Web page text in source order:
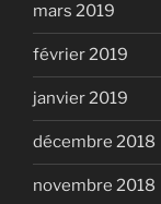
mars 2019
février 2019
janvier 2019
décembre 2018
novembre 2018